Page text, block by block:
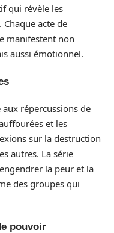
qui révèle les
acte de
manifestent non
aussi émotionnel.
répercussions de
et les
sur la destruction
autres. La série
la peur et la
des groupes qui
pouvoir